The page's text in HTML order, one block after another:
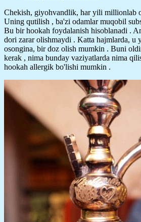
Chekish, giyohvandlik, har yili millionlab
Uning qutilish , ba'zi odamlar muqobil
Bu bir hookah foydalanish hisoblanadi .
dori zarar olishmaydi . Katta hajmlarda, u
osongina, bir doz olish mumkin . Buni
kerak , nima bunday vaziyatlarda nima
hookah allergik bo'lishi mumkin .